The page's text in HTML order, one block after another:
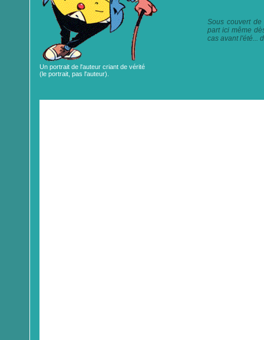
Un portrait de l'auteur criant de vérité
(le portrait, pas l'auteur).
Sous couvert
part ici même
cas avant l'été...